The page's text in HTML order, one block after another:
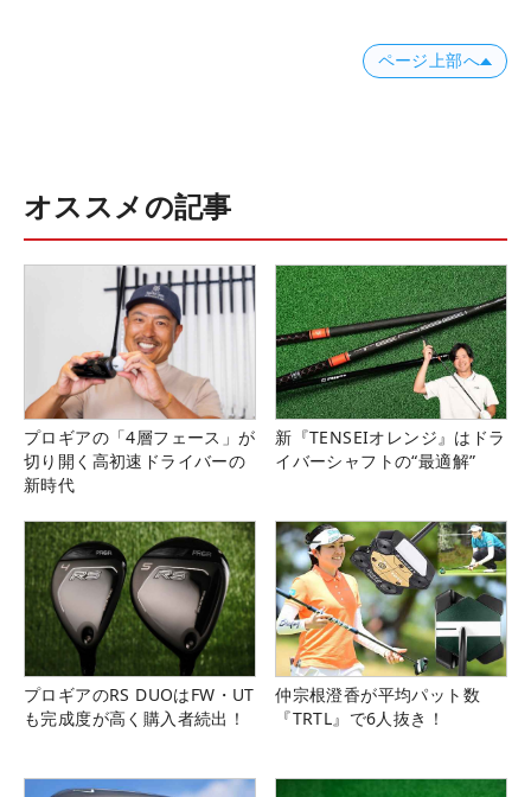
ページ上部へ
オススメの記事
プロギアの「4層フェース」が
切り開く高初速ドライバーの
新時代
新『TENSEIオレンジ』はドラ
イバーシャフトの“最適解”
プロギアのRS DUOはFW・UT
も完成度が高く購入者続出！
仲宗根澄香が平均パット数
『TRTL』で6人抜き！